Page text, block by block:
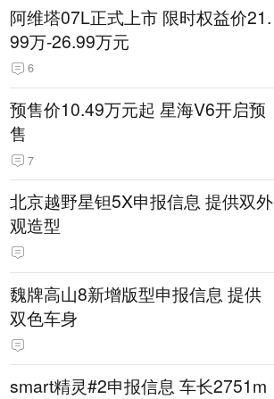
阿维塔07L正式上市 限时权益价21.
99万-26.99万元
6
预售价10.49万元起 星海V6开启预
售
7
北京越野星钽5X申报信息 提供双外
观造型
魏牌高山8新增版型申报信息 提供
双色车身
smart精灵#2申报信息 车长2751m